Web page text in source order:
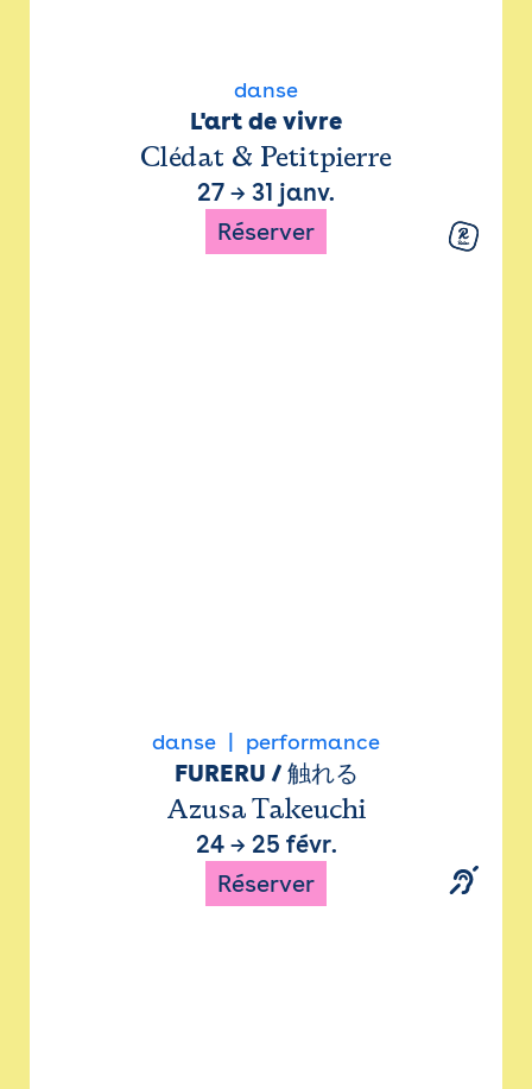
danse
L'art de vivre
Clédat & Petitpierre
27 → 31 janv.
Réserver
danse performance
FURERU / 触れる
Azusa Takeuchi
24→ 25 févr.
Réserver